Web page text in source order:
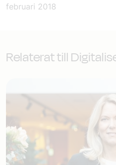
februari 2018
Relaterat till